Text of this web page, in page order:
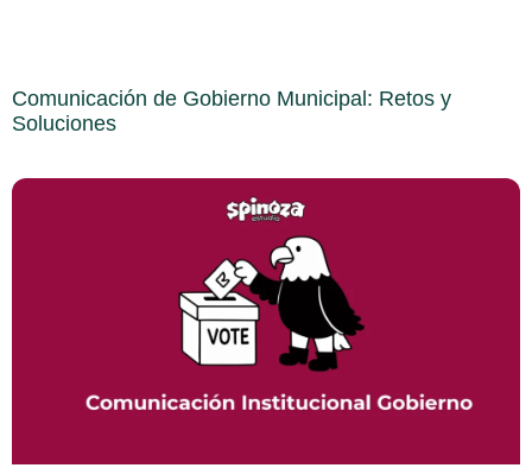
Comunicación de Gobierno Municipal: Retos y
Soluciones